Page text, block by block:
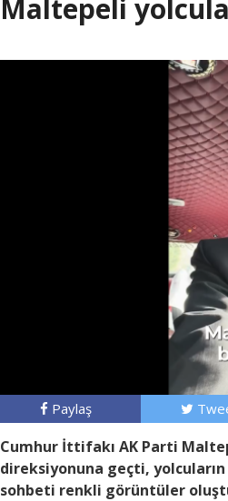
Maltepeli
Paylaş
Cumhur İttifakı AK Parti
direksiyonuna geçti,
sohbeti renkli görüntüler